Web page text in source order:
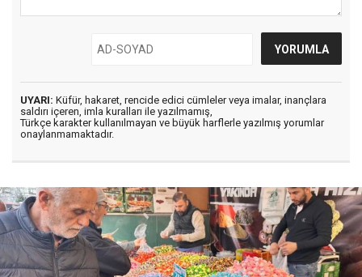
UYARI: Küfür, hakaret, rencide edici cümleler veya imalar, inançlara
saldırı içeren, imla kuralları ile yazılmamış,
Türkçe karakter kullanılmayan ve büyük harflerle yazılmış yorumlar
onaylanmamaktadır.